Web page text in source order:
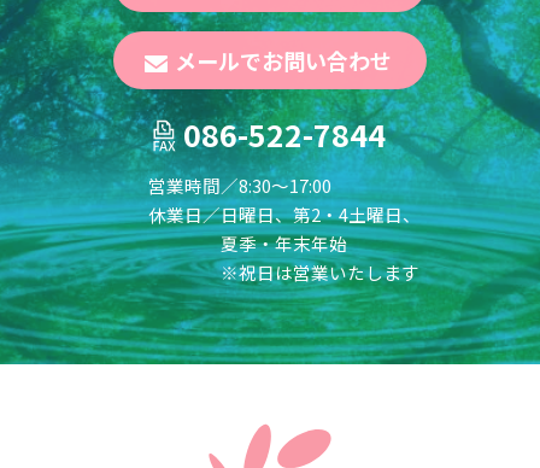
メールでお問い合わせ
086-522-7844
営業時間／8:30～17:00
休業日／日曜日、第2・4土曜日、
夏季・年末年始
※祝日は営業いたします